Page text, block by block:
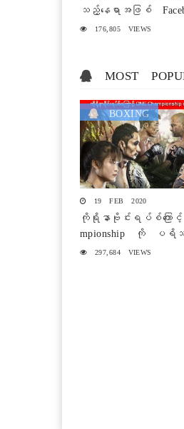
သည့်နေရာအဖြစ်
ယီသတ်မှတ်
176,805 VIEWS
MOST
BOXING
19 FEB 2020
ကိုရိုနာဗိုင်းရပ်စ်ကြော
mpionship ကို ပရိ
င်းပမည်
297,684 VIEWS